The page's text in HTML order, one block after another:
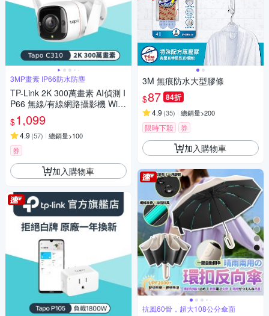
3MP畫素 IP66防水防塵
TP-Link 2K 300萬畫素 AI偵測 I
P66 無線/有線網路攝影機 WiFi
監視器 IPCAM (雙向語音/聲光
警報/Tapo C310)
$1,099
4.9 (57) 總銷量>100
券
加入購物車
3M 無痕防水大型膠條
$87 84折
4.9 (35) 總銷量>200
限時下殺 券
加入購物車
抗風60骨，超大108公分傘面